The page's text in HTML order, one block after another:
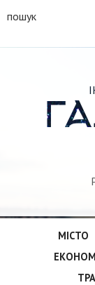
пошук
МІСТО